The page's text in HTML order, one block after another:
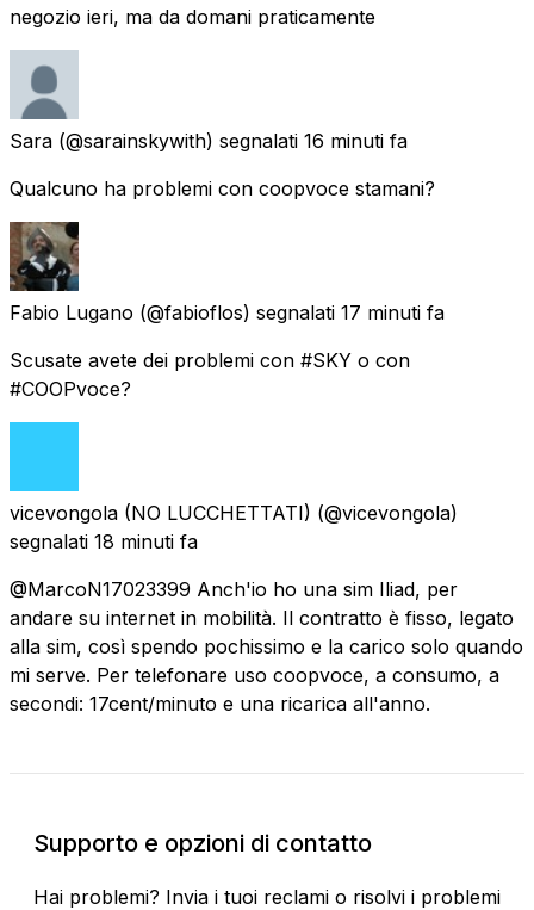
negozio ieri, ma da domani praticamente
Sara (@sarainskywith) segnalati 16 minuti fa
Qualcuno ha problemi con coopvoce stamani?
Fabio Lugano (@fabioflos) segnalati 17 minuti fa
Scusate avete dei problemi con #SKY o con
#COOPvoce?
vicevongola (NO LUCCHETTATI) (@vicevongola)
segnalati 18 minuti fa
@MarcoN17023399 Anch'io ho una sim Iliad, per
andare su internet in mobilità. Il contratto è fisso, legato
alla sim, così spendo pochissimo e la carico solo quando
mi serve. Per telefonare uso coopvoce, a consumo, a
secondi: 17cent/minuto e una ricarica all'anno.
Supporto e opzioni di contatto
Hai problemi? Invia i tuoi reclami o risolvi i problemi